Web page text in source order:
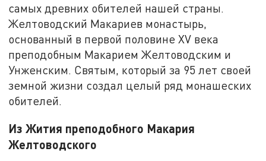
самых древних обителей нашей страны.
Желтоводский Макариев монастырь,
основанный в первой половине XV века
преподобным Макарием Желтоводским и
Унженским. Святым, который за 95 лет своей
земной жизни создал целый ряд монашеских
обителей.
Из Жития преподобного Макария
Желтоводского